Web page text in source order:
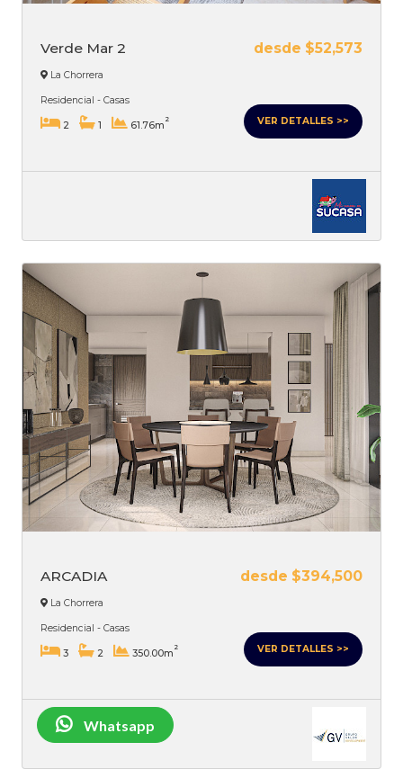
Verde Mar 2 desde $52,573
La Chorrera
Residencial - Casas
2 1 61.76m
2 VER DETALLES >>
ARCADIA desde $394,500
La Chorrera
Residencial - Casas
3 2 350.00m
2 VER DETALLES >>
Whatsapp